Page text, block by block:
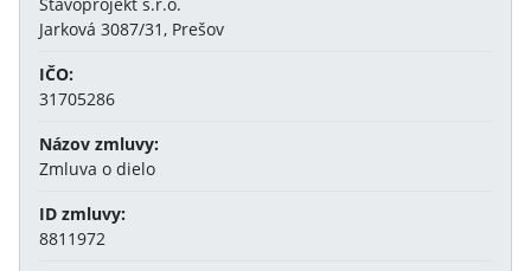
Jarková 3087/31, Prešov
IČO:
31705286
Názov zmluvy:
Zmluva o dielo
ID zmluvy:
8811972